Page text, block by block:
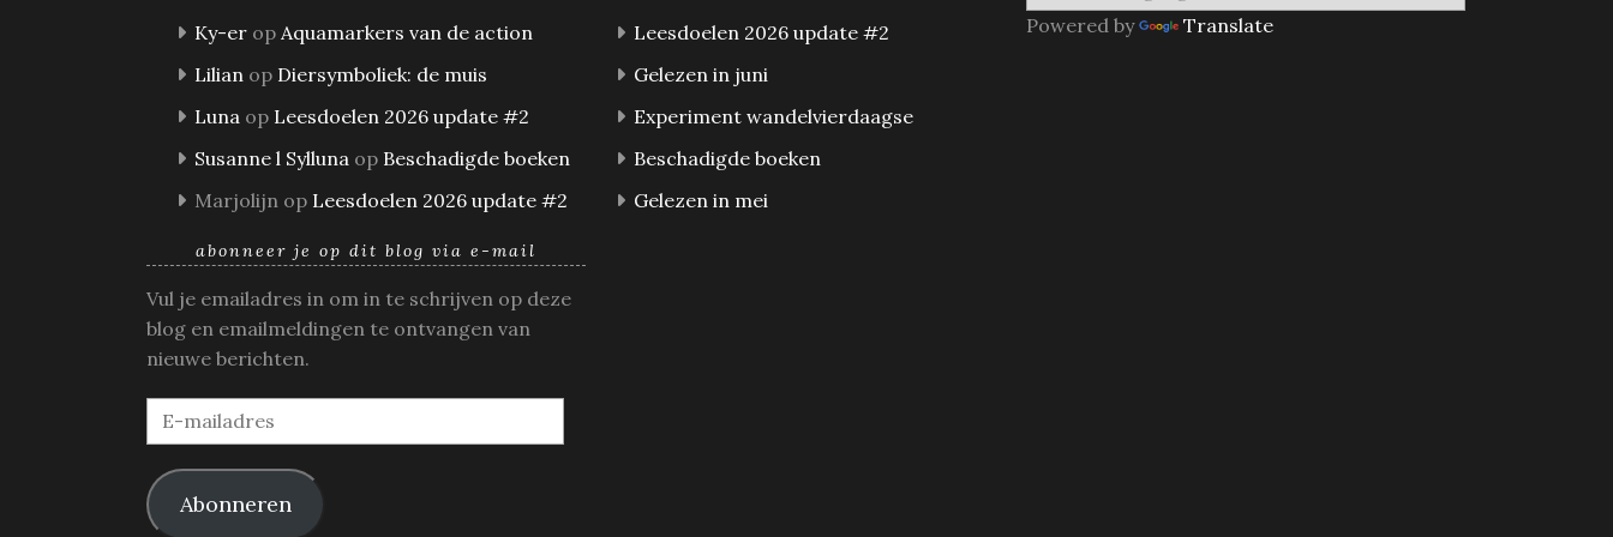
Ky-er op Aquamarkers van de action
Lilian op Diersymboliek: de muis
Luna op Leesdoelen 2026 update #2
Susanne l Sylluna op Beschadigde boeken
Marjolijn op Leesdoelen 2026 update #2
Leesdoelen 2026 update #2
Gelezen in juni
Experiment wandelvierdaagse
Beschadigde boeken
Gelezen in mei
Powered by Translate
abonneer je op dit blog via e-mail
Vul je emailadres in om in te schrijven op deze
blog en emailmeldingen te ontvangen van
nieuwe berichten.
E-
mailadres
Abonneren